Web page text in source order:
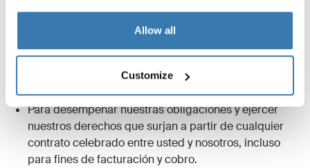
Allow all
Customize
Para presentarle nuestro Sitio web y sus contenidos.
Para brindarle información, productos o servicios
Para cumplir con cualquier otro propósito para el
Para enviarle noticias sobre su cuenta.
Para desempeñar nuestras obligaciones y ejercer
nuestros derechos que surjan a partir de cualquier
contrato celebrado entre usted y nosotros, incluso
para fines de facturación y cobro.